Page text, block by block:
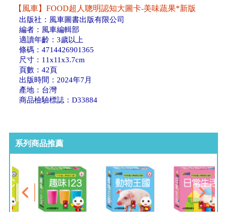
【風車】FOOD超人聰明認知大圖卡-美味蔬果*新版
出版社：風車圖書出版有限公司
編者：風車編輯部
適讀年齡：3歲以上
條碼：4714426901365
尺寸：11x11x3.7cm
頁數：42頁
出版時間：2024年7月
產地：台灣
商品檢驗標誌：D33884
系列商品推薦